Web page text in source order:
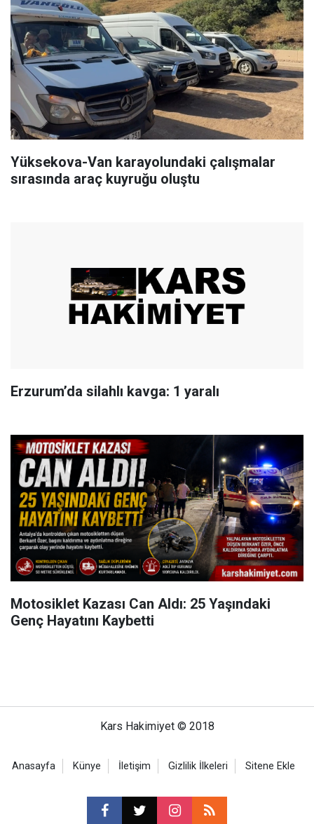
Yüksekova-Van karayolundaki çalışmalar
sırasında araç kuyruğu oluştu
Erzurum’da silahlı kavga: 1 yaralı
Motosiklet Kazası Can Aldı: 25 Yaşındaki
Genç Hayatını Kaybetti
Kars Hakimiyet © 2018
Anasayfa Künye İletişim Gizlilik İlkeleri Sitene Ekle